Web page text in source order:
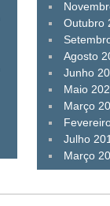
Outubro
Agosto
Junho
Maio
Março
Julho
Março